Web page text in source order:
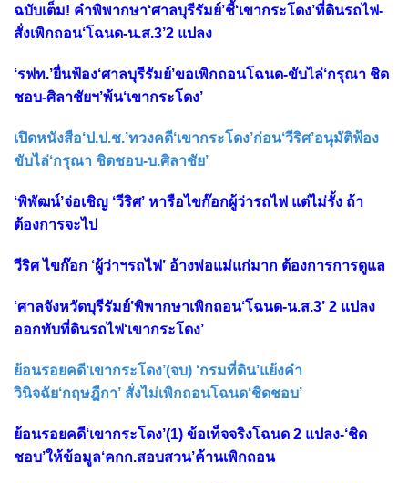
ฉบับเต็ม! คำพิพากษา‘ศาลบุรีรัมย์’ชี้‘เขากระโดง’ที่ดินรถไฟ-
สั่งเพิกถอน‘โฉนด-น.ส.3’2 แปลง
‘รฟท.’ยื่นฟ้อง‘ศาลบุรีรัมย์’ขอเพิกถอนโฉนด-ขับไล่‘กรุณา ชิด
ชอบ-ศิลาชัยฯ’พ้น‘เขากระโดง’
เปิดหนังสือ‘ป.ป.ช.’ทวงคดี‘เขากระโดง’ก่อน‘วีริศ’อนุมัติฟ้อง
ขับไล่‘กรุณา ชิดชอบ-บ.ศิลาชัย’
‘พิพัฒน์’จ่อเชิญ ‘วีริศ’ หารือไขก๊อกผู้ว่ารถไฟ แต่ไม่รั้ง ถ้า
ต้องการจะไป
วีริศ ไขก๊อก ‘ผู้ว่าฯรถไฟ’ อ้างพ่อแม่แก่มาก ต้องการการดูแล
‘ศาลจังหวัดบุรีรัมย์’พิพากษาเพิกถอน‘โฉนด-น.ส.3’ 2 แปลง
ออกทับที่ดินรถไฟ‘เขากระโดง’
ย้อนรอยคดี‘เขากระโดง’(จบ) ‘กรมที่ดิน’แย้งคำ
วินิจฉัย‘กฤษฎีกา’ สั่งไม่เพิกถอนโฉนด‘ชิดชอบ’
ย้อนรอยคดี‘เขากระโดง’(1) ข้อเท็จจริงโฉนด 2 แปลง-‘ชิด
ชอบ’ให้ข้อมูล‘คกก.สอบสวน’ค้านเพิกถอน